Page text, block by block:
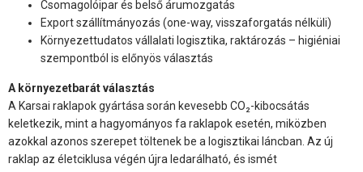
Csomagolóipar és belső árumozgatás
Export szállítmányozás (one-way, visszaforgatás nélküli)
Környezettudatos vállalati logisztika, raktározás – higiéniai
szempontból is előnyös választás
A környezetbarát választás
A Karsai raklapok gyártása során kevesebb CO₂-kibocsátás
keletkezik, mint a hagyományos fa raklapok esetén, miközben
azokkal azonos szerepet töltenek be a logisztikai láncban. Az új
raklap az életciklusa végén újra ledarálható, és ismét